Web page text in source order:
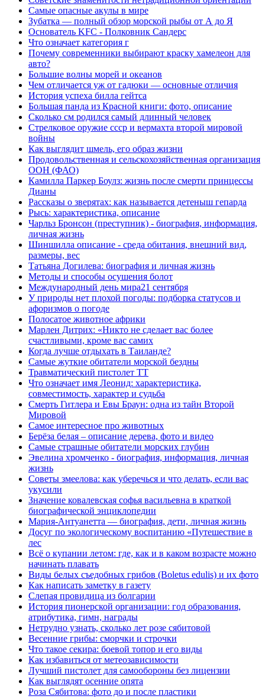
Самые опасные акулы в мире
Зубатка — полный обзор морской рыбы от А до Я
Основатель KFC - Полковник Сандерс
Что означает категория г
Почему современники выбирают краску хамелеон для
авто?
Большие волны морей и океанов
Чем отличается уж от гадюки — основные отличия
История успеха билла гейтса
Большая панда из Красной книги: фото, описание
Сколько см родился самый длинный человек
Стрелковое оружие ссср и вермахта второй мировой
войны
Как выглядит шмель, его образ жизни
Продовольственная и сельскохозяйственная организация
ООН (ФАО)
Камилла Паркер Боулз: жизнь после смерти принцессы
Дианы
Рассказы о зверятах: как называется детеныш гепарда
Рысь: характеристика, описание
Чарльз Бронсон (преступник) - биография, информация,
личная жизнь
Шиншилла описание - среда обитания, внешний вид,
размеры, вес
Татьяна Догилева: биография и личная жизнь
Методы и способы осушения болот
Международный день мира21 сентября
У природы нет плохой погоды: подборка статусов и
афоризмов о погоде
Полосатое животное африки
Марлен Дитрих: «Никто не сделает вас более
счастливыми, кроме вас самих
Когда лучше отдыхать в Таиланде?
Самые жуткие обитатели морской бездны
Травматический пистолет ТТ
Что означает имя Леонид: характеристика,
совместимость, характер и судьба
Смерть Гитлера и Евы Браун: одна из тайн Второй
Мировой
Самое интересное про животных
Берёза белая – описание дерева, фото и видео
Самые страшные обитатели морских глубин
Эвелина хромченко - биография, информация, личная
жизнь
Cоветы змеелова: как уберечься и что делать, если вас
укусили
Значение ковалевская софья васильевна в краткой
биографической энциклопедии
Мария-Антуанетта — биография, дети, личная жизнь
Досуг по экологическому воспитанию «Путешествие в
лес
Всё о купании летом: где, как и в каком возрасте можно
начинать плавать
Виды белых съедобных грибов (Boletus edulis) и их фото
Как написать заметку в газету
Слепая провидица из болгарии
История пионерской организации: год образования,
атрибутика, гимн, награды
Нетрудно узнать, сколько лет розе сябитовой
Весенние грибы: сморчки и строчки
Что такое секира: боевой топор и его виды
Как избавиться от метеозависимости
Лучший пистолет для самообороны без лицензии
Как выглядят осенние опята
Роза Сябитова: фото до и после пластики